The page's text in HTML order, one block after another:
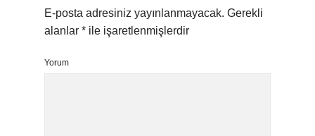
E-posta adresiniz yayınlanmayacak. Gerekli
alanlar * ile işaretlenmişlerdir
Yorum